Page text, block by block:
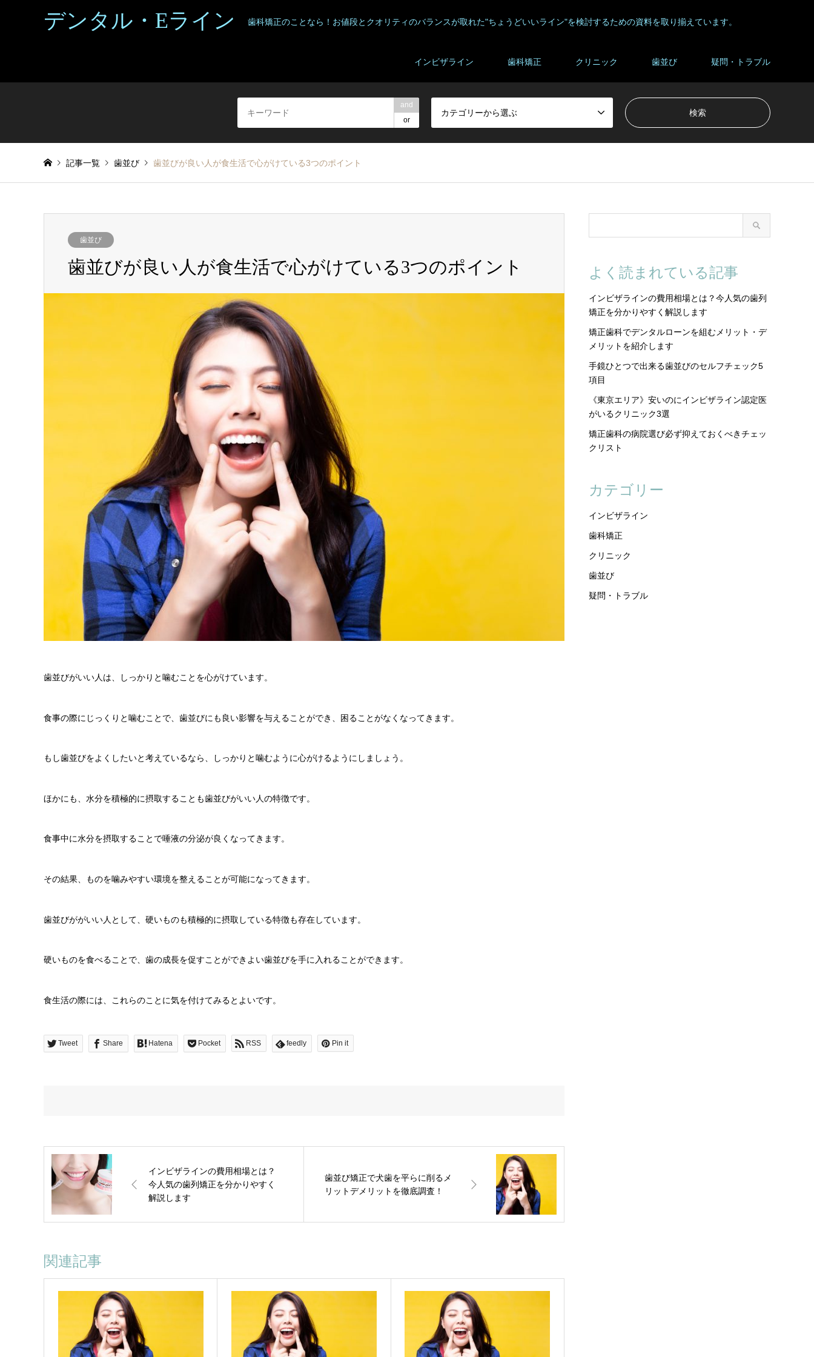
デンタル・Eライン 歯科矯正のことなら！お値段とクオリティのバランスが取れた"ちょうどいいライン"を検討するための資料を取り揃えています。
インビザライン 歯科矯正 クリニック 歯並び 疑問・トラブル
and
or
カテゴリーから選ぶ
記事一覧 歯並び 歯並びが良い人が食生活で心がけている3つのポイント
歯並び
歯並びが良い人が食生活で心がけている3つのポイント
歯並びがいい人は、しっかりと噛むことを心がけています。
食事の際にじっくりと噛むことで、歯並びにも良い影響を与えることができ、困ることがなくなってきます。
もし歯並びをよくしたいと考えているなら、しっかりと噛むように心がけるようにしましょう。
ほかにも、水分を積極的に摂取することも歯並びがいい人の特徴です。
食事中に水分を摂取することで唾液の分泌が良くなってきます。
その結果、ものを噛みやすい環境を整えることが可能になってきます。
歯並びががいい人として、硬いものも積極的に摂取している特徴も存在しています。
硬いものを食べることで、歯の成長を促すことができよい歯並びを手に入れることができます。
食生活の際には、これらのことに気を付けてみるとよいです。
Tweet Share Hatena Pocket RSS feedly Pin it
インビザラインの費用相場とは？
今人気の歯列矯正を分かりやすく
解説します
歯並び矯正で犬歯を平らに削るメ
リットデメリットを徹底調査！
関連記事
よく読まれている記事
インビザラインの費用相場とは？今人気の歯列
矯正を分かりやすく解説します
矯正歯科でデンタルローンを組むメリット・デ
メリットを紹介します
手鏡ひとつで出来る歯並びのセルフチェック5
項目
《東京エリア》安いのにインビザライン認定医
がいるクリニック3選
矯正歯科の病院選び必ず抑えておくべきチェッ
クリスト
カテゴリー
インビザライン
歯科矯正
クリニック
歯並び
疑問・トラブル